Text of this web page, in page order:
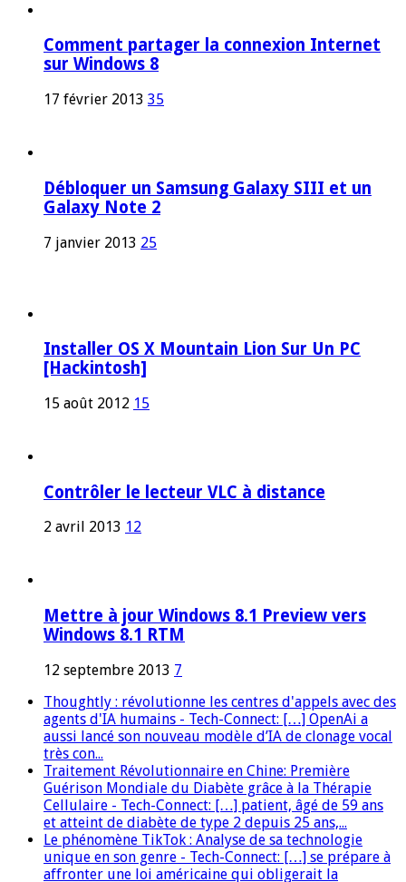
Comment partager la connexion Internet
sur Windows 8
17 février 2013 35
Débloquer un Samsung Galaxy SIII et un
Galaxy Note 2
7 janvier 2013 25
Installer OS X Mountain Lion Sur Un PC
[Hackintosh]
15 août 2012 15
Contrôler le lecteur VLC à distance
2 avril 2013 12
Mettre à jour Windows 8.1 Preview vers
Windows 8.1 RTM
12 septembre 2013 7
Thoughtly : révolutionne les centres d'appels avec des
agents d'IA humains - Tech-Connect: […] OpenAi a
aussi lancé son nouveau modèle d’IA de clonage vocal
très con...
Traitement Révolutionnaire en Chine: Première
Guérison Mondiale du Diabète grâce à la Thérapie
Cellulaire - Tech-Connect: […] patient, âgé de 59 ans
et atteint de diabète de type 2 depuis 25 ans,...
Le phénomène TikTok : Analyse de sa technologie
unique en son genre - Tech-Connect: […] se prépare à
affronter une loi américaine qui obligerait la